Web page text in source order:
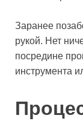
Заранее
рукой. Нет
посредине
инструмента